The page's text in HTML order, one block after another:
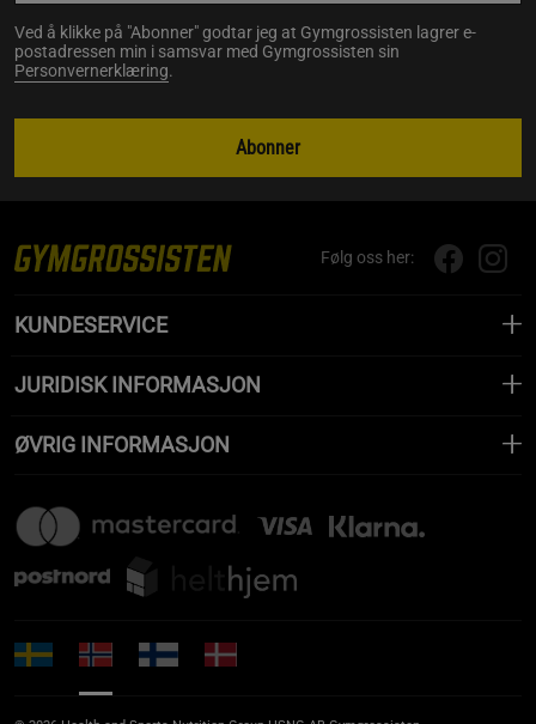
Ved å klikke på "Abonner" godtar jeg at Gymgrossisten lagrer e-
postadressen min i samsvar med Gymgrossisten sin
Personvernerklæring.
Abonner
Følg oss her:
KUNDESERVICE
JURIDISK INFORMASJON
ØVRIG INFORMASJON